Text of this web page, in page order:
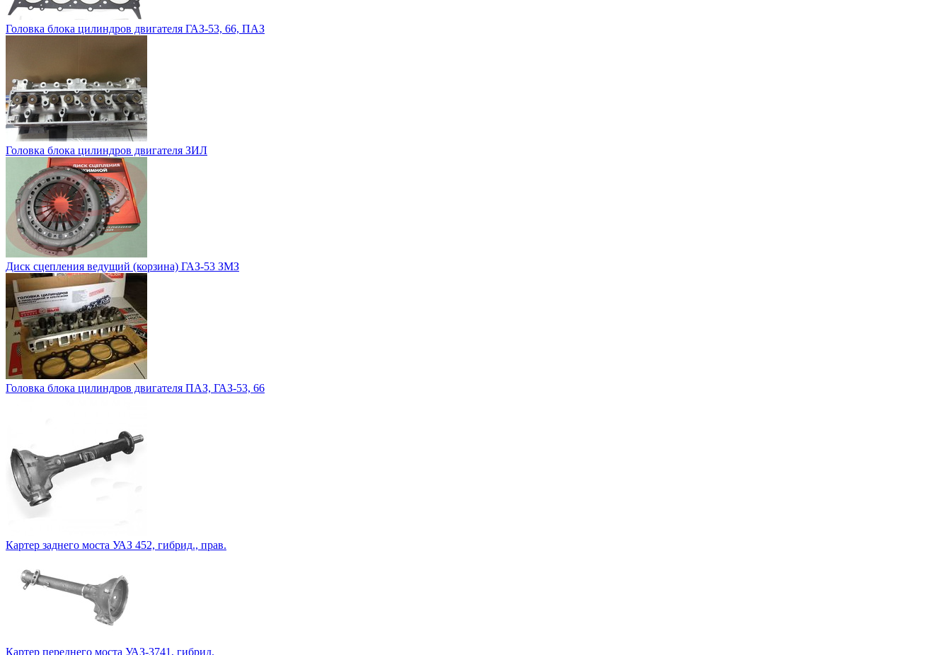
Головка блока цилиндров двигателя ГАЗ-53, 66, ПАЗ
Головка блока цилиндров двигателя ЗИЛ
Диск сцепления ведущий (корзина) ГАЗ-53 ЗМЗ
Головка блока цилиндров двигателя ПАЗ, ГАЗ-53, 66
Картер заднего моста УАЗ 452, гибрид., прав.
Картер переднего моста УАЗ-3741, гибрид.